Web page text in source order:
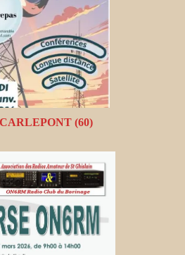
CARLEPONT (60)